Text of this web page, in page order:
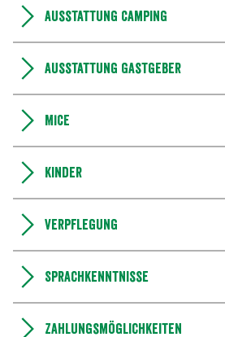
Ausstattung Camping
Ausstattung Gastgeber
MICE
Kinder
Verpflegung
Sprachkenntnisse
Zahlungsmöglichkeiten